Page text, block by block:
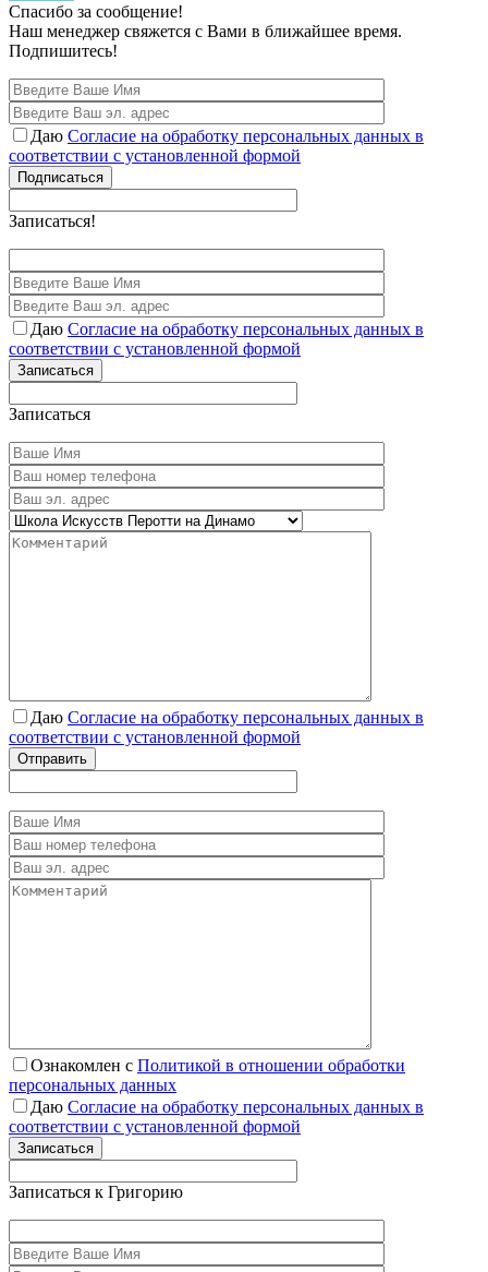
Спасибо за сообщение!
Наш менеджер свяжется с Вами в ближайшее время.
Подпишитесь!
Даю Согласие на обработку персональных данных в
соответствии с установленной формой
Подписаться
Записаться!
Даю Согласие на обработку персональных данных в
соответствии с установленной формой
Записаться
Записаться
Даю Согласие на обработку персональных данных в
соответствии с установленной формой
Отправить
Ознакомлен с Политикой в отношении обработки
персональных данных
Даю Согласие на обработку персональных данных в
соответствии с установленной формой
Записаться
Записаться к Григорию